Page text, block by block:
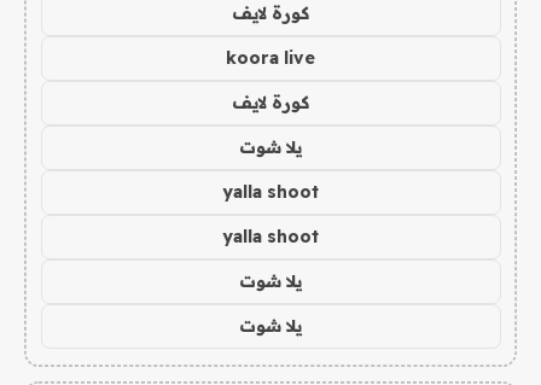
كورة لايف
koora live
كورة لايف
يلا شوت
yalla shoot
yalla shoot
يلا شوت
يلا شوت